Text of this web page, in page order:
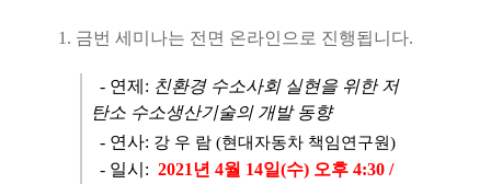
1. 금번 세미나는 전면 온라인으로 진행됩니다.
- 연제: 친환경 수소사회 실현을 위한 저
탄소 수소생산기술의 개발 동향
- 연사: 강 우 람 (현대자동차 책임연구원)
- 일시: 2021년 4월 14일(수) 오후 4:30 /